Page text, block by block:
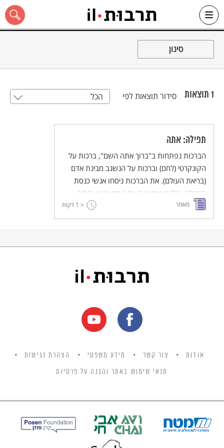
Skip
כל האתר
סינון
1 תוצאות סידור תוצאות לפי הכל
תפילה: אתה
הברכות נפתחות ב"ברוך אתה השם", ברכות על
הקונקרטי (לחם) וברכות על הנשגב מבינת אדם
(בריאת העולם). את הברכות ניסחו אנשי כנסת
הגדולה, וכל מי שמשנה את נוסח אנשי כנסת
הגדולה "ידו על התחתונה". אדם ברוך בוחן שני
רכיבים לשוניים בברכה: "ברוך" ו"אתה".
מאמר < 1 דקות
אודות צור קשר מידע משפטי הצהרת נגישות
תנאי שימוש באתר והגנה על פרטיות